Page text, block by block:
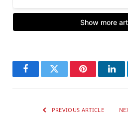
FacebookTwitter Pinterest
PREVIOUS ARTICLE